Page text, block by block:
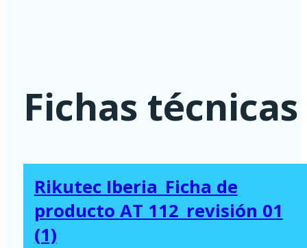
Litros
cantidad
Fichas técnicas
Rikutec Iberia_Ficha de
producto AT 112_revisión 01
(1)